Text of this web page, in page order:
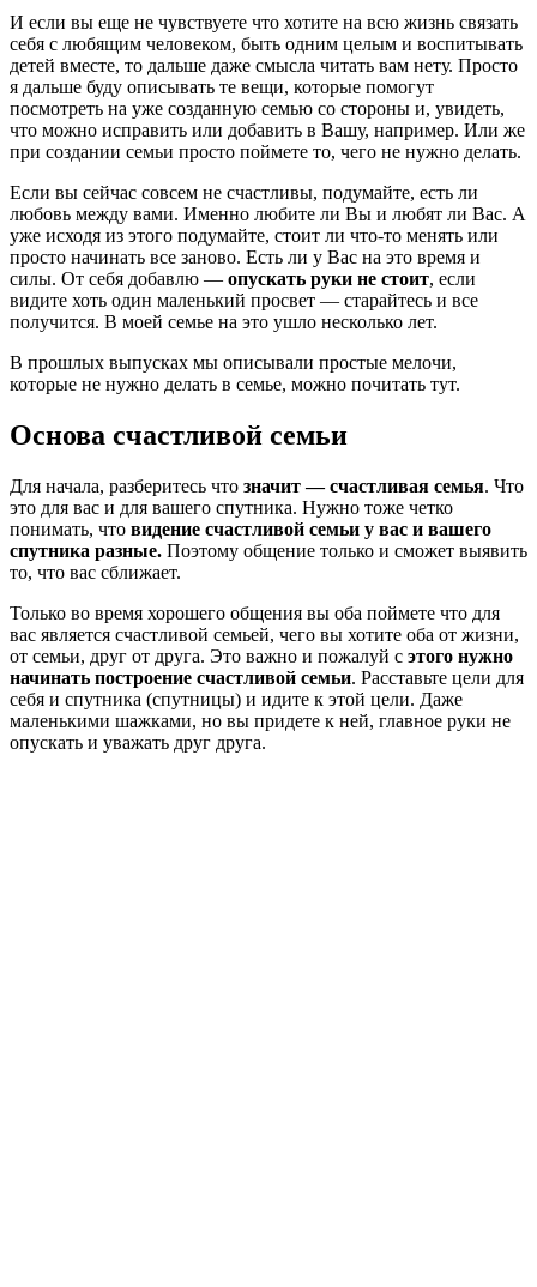
И если вы еще не чувствуете что хотите на всю жизнь связать
себя с любящим человеком, быть одним целым и воспитывать
детей вместе, то дальше даже смысла читать вам нету. Просто
я дальше буду описывать те вещи, которые помогут
посмотреть на уже созданную семью со стороны и, увидеть,
что можно исправить или добавить в Вашу, например. Или же
при создании семьи просто поймете то, чего не нужно делать.
Если вы сейчас совсем не счастливы, подумайте, есть ли
любовь между вами. Именно любите ли Вы и любят ли Вас. А
уже исходя из этого подумайте, стоит ли что-то менять или
просто начинать все заново. Есть ли у Вас на это время и
силы. От себя добавлю — опускать руки не стоит, если
видите хоть один маленький просвет — старайтесь и все
получится. В моей семье на это ушло несколько лет.
В прошлых выпусках мы описывали простые мелочи,
которые не нужно делать в семье, можно почитать тут.
Основа счастливой семьи
Для начала, разберитесь что значит — счастливая семья. Что
это для вас и для вашего спутника. Нужно тоже четко
понимать, что видение счастливой семьи у вас и вашего
спутника разные. Поэтому общение только и сможет выявить
то, что вас сближает.
Только во время хорошего общения вы оба поймете что для
вас является счастливой семьей, чего вы хотите оба от жизни,
от семьи, друг от друга. Это важно и пожалуй с этого нужно
начинать построение счастливой семьи. Расставьте цели для
себя и спутника (спутницы) и идите к этой цели. Даже
маленькими шажками, но вы придете к ней, главное руки не
опускать и уважать друг друга.